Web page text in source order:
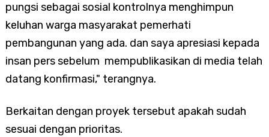
pungsi sebagai sosial kontrolnya menghimpun
keluhan warga masyarakat pemerhati
pembangunan yang ada. dan saya apresiasi kepada
insan pers sebelum mempublikasikan di media telah
datang konfirmasi," terangnya.
Berkaitan dengan proyek tersebut apakah sudah
sesuai dengan prioritas.